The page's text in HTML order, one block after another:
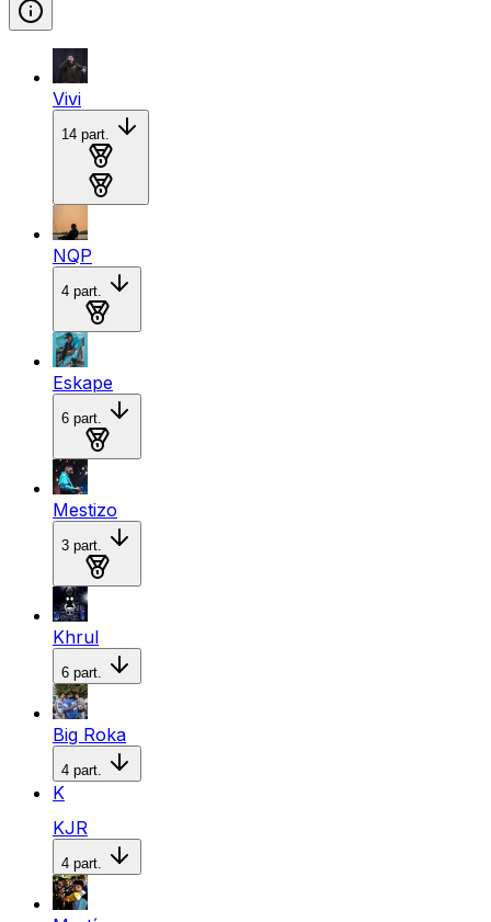
Vivi
14 part.
NQP
4 part.
Medalla de plata
Eskape
6 part.
Medalla de bronce
Mestizo
3 part.
Medalla de bronce
Khrul
6 part.
Big Roka
4 part.
K
KJR
4 part.